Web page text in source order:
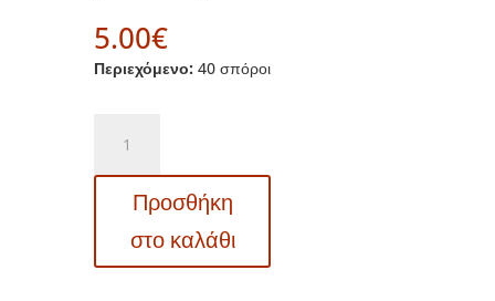
5.00€
Περιεχόμενο: 40 σπόροι
κάκτων
και
παχυφύτων
19434
Προσθήκη
στο καλάθι